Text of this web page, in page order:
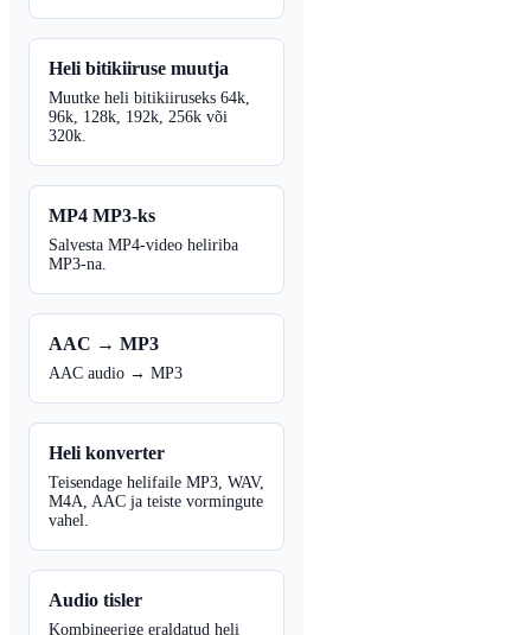
Heli bitikiiruse muutja
Muutke heli bitikiiruseks 64k,
96k, 128k, 192k, 256k või
320k.
MP4 MP3-ks
Salvesta MP4-video heliriba
MP3-na.
AAC → MP3
AAC audio → MP3
Heli konverter
Teisendage helifaile MP3, WAV,
M4A, AAC ja teiste vormingute
vahel.
Audio tisler
Kombineerige eraldatud heli